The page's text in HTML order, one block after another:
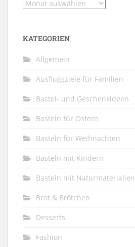
Archiv
KATEGORIEN
Allgemein
Ausflugsziele für Familien
Bastel- und Geschenkideen
Basteln für Ostern
Basteln für Weihnachten
Basteln mit Kindern
Basteln mit Naturmaterialien
Brot & Brötchen
Desserts
Fashion